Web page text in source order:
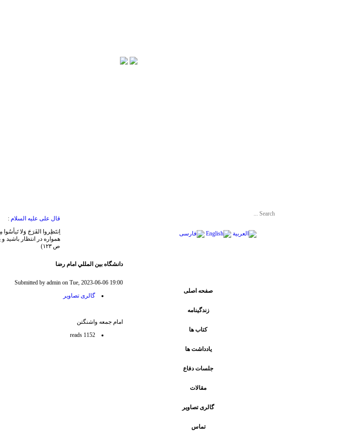
قال علی علیه السلام :
اِنتَظِروا الفَرَجَ وَلا
ص ١٢٣)
صفحه اصلی
زندگینامه
کتاب ها
يادداشت ها
جلسات دفاع
مقالات
گالری تصاویر
تماس
دانشگاه بين المللي امام رضا
Submitted by admin on Tue, 2023-06-06 19:00
گالری تصاویر
امام جمعه واشنگتن
1152 reads